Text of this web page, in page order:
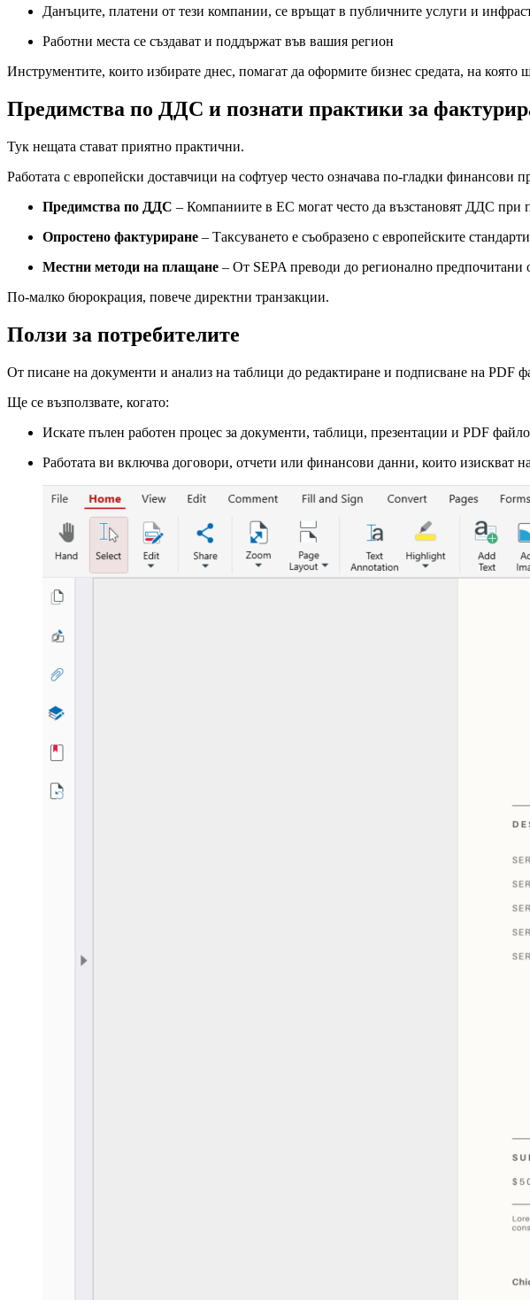
Данъците, платени от тези компании, се връщат в публичните услуги и
Работни места се създават и поддържат във вашия регион
Инструментите, които избирате днес, помагат да оформите бизнес средата, на която
Предимства по ДДС и познати практики за
Тук нещата стават приятно практични.
Работата с европейски доставчици на софтуер често означава по-гладки финансови
Предимства по ДДС – Компаниите в ЕС могат често да възстановят ДДС при
Опростено фактуриране – Таксуването е съобразено с европейските
Местни методи на плащане – От SEPA преводи до регионално
По-малко бюрокрация, повече директни транзакции.
Ползи за потребителите
От писане на документи и анализ на таблици до редактиране и подписване на PDF
Ще се възползвате, когато:
Искате пълен работен процес за документи, таблици, презентации и PDF
Работата ви включва договори, отчети или финансови данни, които изискват